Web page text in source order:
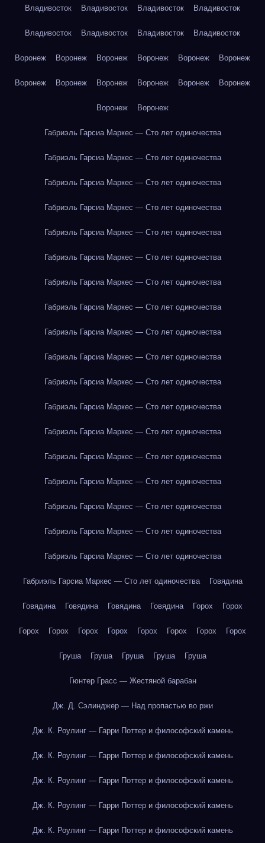
Владивосток Владивосток Владивосток Владивосток
Владивосток Владивосток Владивосток Владивосток
Воронеж Воронеж Воронеж Воронеж Воронеж Воронеж
Воронеж Воронеж Воронеж Воронеж Воронеж Воронеж
Воронеж Воронеж
Габриэль Гарсиа Маркес — Сто лет одиночества
Габриэль Гарсиа Маркес — Сто лет одиночества
Габриэль Гарсиа Маркес — Сто лет одиночества
Габриэль Гарсиа Маркес — Сто лет одиночества
Габриэль Гарсиа Маркес — Сто лет одиночества
Габриэль Гарсиа Маркес — Сто лет одиночества
Габриэль Гарсиа Маркес — Сто лет одиночества
Габриэль Гарсиа Маркес — Сто лет одиночества
Габриэль Гарсиа Маркес — Сто лет одиночества
Габриэль Гарсиа Маркес — Сто лет одиночества
Габриэль Гарсиа Маркес — Сто лет одиночества
Габриэль Гарсиа Маркес — Сто лет одиночества
Габриэль Гарсиа Маркес — Сто лет одиночества
Габриэль Гарсиа Маркес — Сто лет одиночества
Габриэль Гарсиа Маркес — Сто лет одиночества
Габриэль Гарсиа Маркес — Сто лет одиночества
Габриэль Гарсиа Маркес — Сто лет одиночества
Габриэль Гарсиа Маркес — Сто лет одиночества
Габриэль Гарсиа Маркес — Сто лет одиночества Говядина
Говядина Говядина Говядина Говядина Горох Горох
Горох Горох Горох Горох Горох Горох Горох Горох
Груша Груша Груша Груша Груша
Гюнтер Грасс — Жестяной барабан
Дж. Д. Сэлинджер — Над пропастью во ржи
Дж. К. Роулинг — Гарри Поттер и философский камень
Дж. К. Роулинг — Гарри Поттер и философский камень
Дж. К. Роулинг — Гарри Поттер и философский камень
Дж. К. Роулинг — Гарри Поттер и философский камень
Дж. К. Роулинг — Гарри Поттер и философский камень